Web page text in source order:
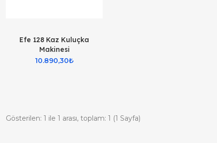
Efe 128 Kaz Kuluçka
Makinesi
10.890,30₺
Gösterilen: 1 ile 1 arası, toplam: 1 (1 Sayfa)